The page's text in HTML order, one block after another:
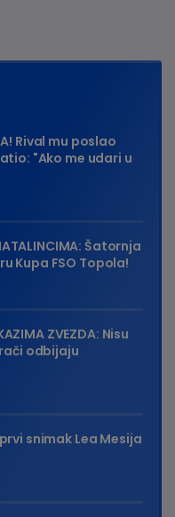
Rival mu poslao
"Ako me udari u
Šatornja
Kupa FSO Topola!
ZVEZDA: Nisu
odbijaju
prvi snimak Lea Mesija